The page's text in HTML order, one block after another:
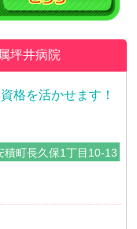
坪井病院
を活かせます！
積町長久保1丁目10-13